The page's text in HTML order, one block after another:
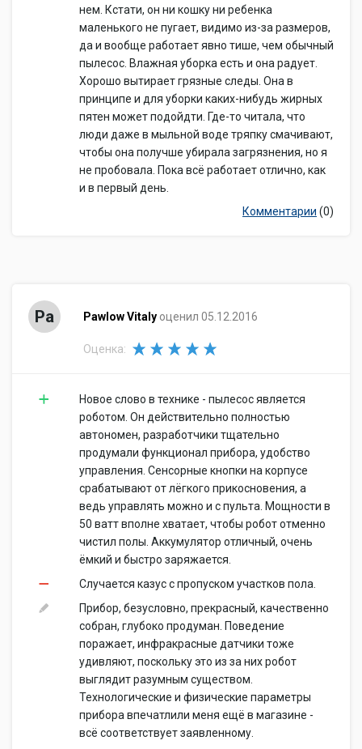
нем. Кстати, он ни кошку ни ребенка
маленького не пугает, видимо из-за размеров,
да и вообще работает явно тише, чем обычный
пылесос. Влажная уборка есть и она радует.
Хорошо вытирает грязные следы. Она в
принципе и для уборки каких-нибудь жирных
пятен может подойдти. Где-то читала, что
люди даже в мыльной воде тряпку смачивают,
чтобы она получше убирала загрязнения, но я
не пробовала. Пока всё работает отлично, как
и в первый день.
Комментарии (0)
Pa Pawlow Vitaly оценил 05.12.2016
Оценка:
Новое слово в технике - пылесос является
роботом. Он действительно полностью
автономен, разработчики тщательно
продумали функционал прибора, удобство
управления. Сенсорные кнопки на корпусе
срабатывают от лёгкого прикосновения, а
ведь управлять можно и с пульта. Мощности в
50 ватт вполне хватает, чтобы робот отменно
чистил полы. Аккумулятор отличный, очень
ёмкий и быстро заряжается.
Случается казус с пропуском участков пола.
Прибор, безусловно, прекрасный, качественно
собран, глубоко продуман. Поведение
поражает, инфракрасные датчики тоже
удивляют, поскольку это из за них робот
выглядит разумным существом.
Технологические и физические параметры
прибора впечатлили меня ещё в магазине -
всё соответствует заявленному.